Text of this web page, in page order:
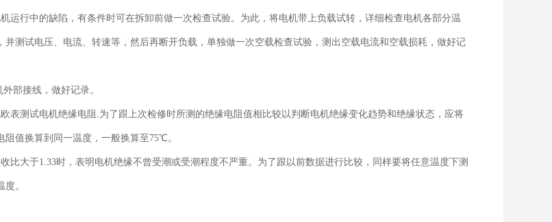
2 3
机运行中的缺陷，有条件时可在拆卸前做一次检查试验。为此，将电机带上负载试转，详细检查电机各部分温
并测试电压、电流、转速等，然后再断开负载，单独做一次空载检查试验，测出空载电流和空载损耗，做好记
部接线，做好记录。
欧表测试电机绝缘电阻.为了跟上次检修时所测的绝缘电阻值相比较以判断电机绝缘变化趋势和绝缘状态，应将
阻值换算到同一温度，一般换算至75℃。
收比大于1.33时，表明电机绝缘不曾受潮或受潮程度不严重。为了跟以前数据进行比较，同样要将任意温度下测
。